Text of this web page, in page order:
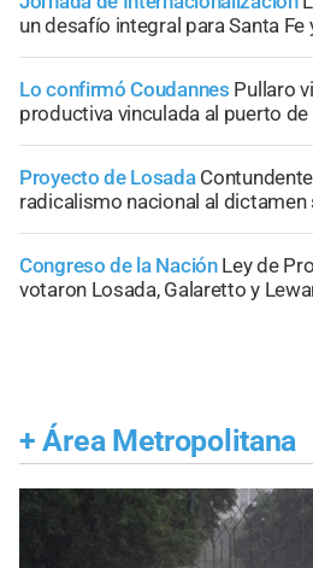
un desafío integral para Santa Fe
Lo confirmó Coudannes Pullaro
productiva vinculada al puerto de
Proyecto de Losada
radicalismo nacional al
Congreso de la Nación Ley de
votaron Losada, Galaretto y
+ Área Metropolitana